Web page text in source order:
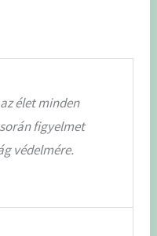
élet minden
figyelmet
védelmére.